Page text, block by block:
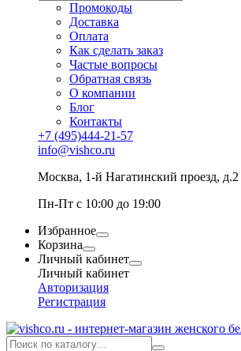
Промокоды
Доставка
Оплата
Как сделать заказ
Частые вопросы
Обратная связь
О компании
Блог
Контакты
+7 (495)444-21-57
info@vishco.ru
Москва, 1-й Нагатинский проезд, д.2
Пн-Пт с 10:00 до 19:00
Избранное
Корзина
Личный кабинет
Личный кабинет
Авторизация
Регистрация